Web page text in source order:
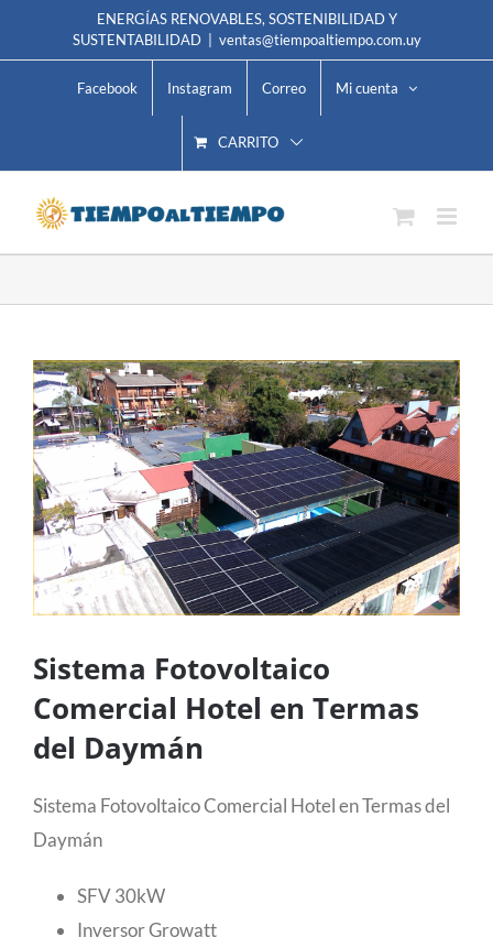
ENERGÍAS RENOVABLES, SOSTENIBILIDAD Y
SUSTENTABILIDAD
ventas@tiempoaltiempo.com.uy
Facebook Instagram Correo Mi cuenta
CARRITO
Ver
imagen
más
grande
Sistema Fotovoltaico
Comercial Hotel en Termas
del Daymán
Sistema Fotovoltaico Comercial Hotel en Termas del
Daymán
SFV 30kW
Inversor Growatt